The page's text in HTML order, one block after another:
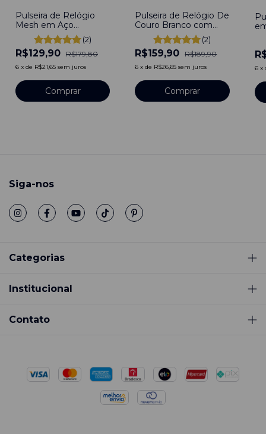
Pulseira de Relógio
Mesh em Aço
Inoxidável Prata
10mm Engate rápido
(2)
R$129,90 R$179,80
6 x de R$21,65 sem juros
Comprar
Pulseira de Relógio De
Couro Branco com
Fivela em Aço
Inoxidável 10mm com
pinos
(2)
R$159,90 R$189,90
6 xde R$26,65 sem juros
Comprar
6 x
Siga-nos
Categorias
Institucional
Contato